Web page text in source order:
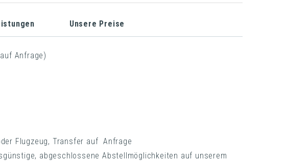
Unsere Preise
Anfrage)
Flugzeug, Transfer auf Anfrage
abgeschlossene Abstellmöglichkeiten auf unserem